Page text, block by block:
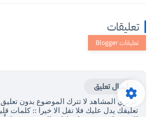
تعليقات
إرسال تعليق
عزيزي المشاهد لا تترك الموضوع بدون
تعليقك يدل عليك فلا تقل الا خيرا :: كلمات